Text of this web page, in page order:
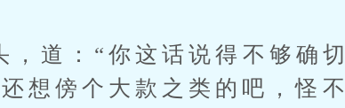
道：“你这话说得不够确
想傍个大款之类的吧，怪